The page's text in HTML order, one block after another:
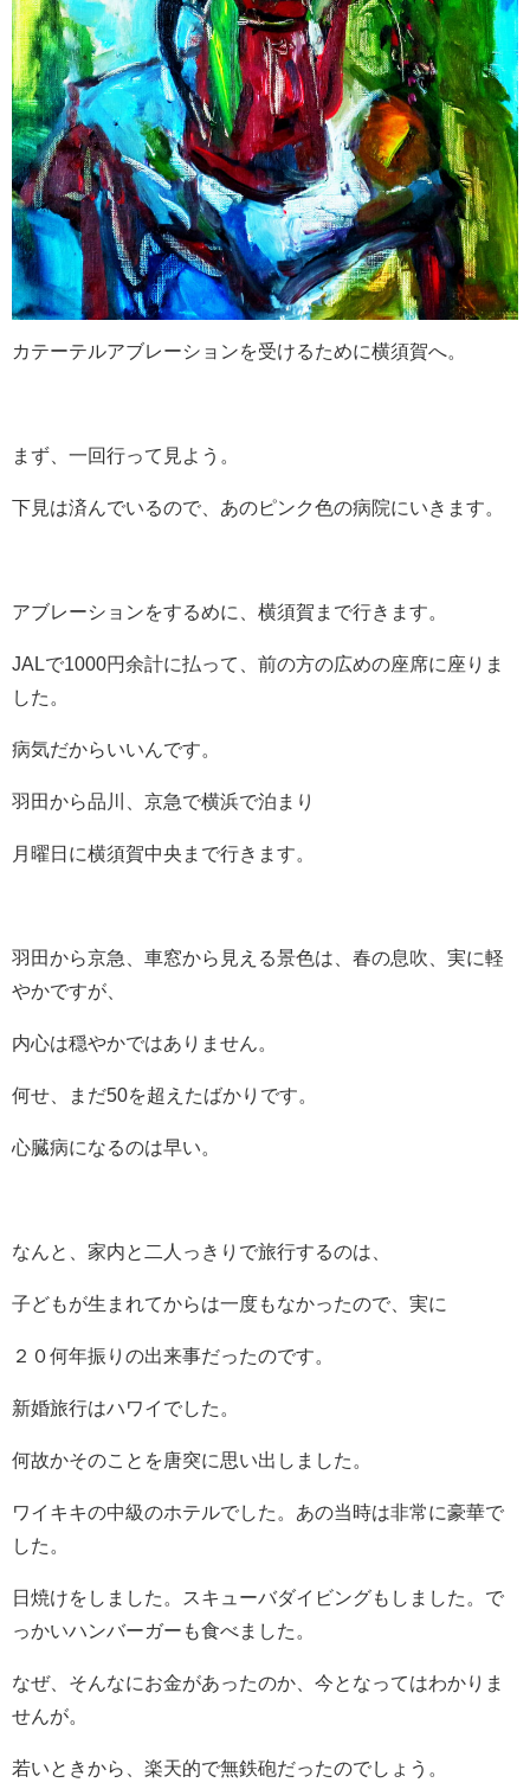
カテーテルアブレーションを受けるために横須賀へ。
まず、一回行って見よう。
下見は済んでいるので、あのピンク色の病院にいきます。
アブレーションをするめに、横須賀まで行きます。
JALで1000円余計に払って、前の方の広めの座席に座りま
した。
病気だからいいんです。
羽田から品川、京急で横浜で泊まり
月曜日に横須賀中央まで行きます。
羽田から京急、車窓から見える景色は、春の息吹、実に軽
やかですが、
内心は穏やかではありません。
何せ、まだ50を超えたばかりです。
心臓病になるのは早い。
なんと、家内と二人っきりで旅行するのは、
子どもが生まれてからは一度もなかったので、実に
２０何年振りの出来事だったのです。
新婚旅行はハワイでした。
何故かそのことを唐突に思い出しました。
ワイキキの中級のホテルでした。あの当時は非常に豪華で
した。
日焼けをしました。スキューバダイビングもしました。で
っかいハンバーガーも食べました。
なぜ、そんなにお金があったのか、今となってはわかりま
せんが。
若いときから、楽天的で無鉄砲だったのでしょう。